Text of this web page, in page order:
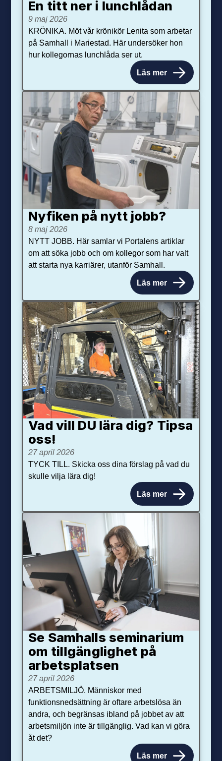
En titt ner i lunchlådan
9 maj 2026
KRÖNIKA. Möt vår krönikör Lenita som arbetar
på Samhall i Mariestad. Här undersöker hon
hur kollegornas lunchlåda ser ut.
Läs mer
Nyfiken på nytt jobb?
8 maj 2026
NYTT JOBB. Här samlar vi Portalens artiklar
om att söka jobb och om kollegor som har valt
att starta nya karriärer, utanför Samhall.
Läs mer
Vad vill DU lära dig? Tipsa
oss!
27 april 2026
TYCK TILL. Skicka oss dina förslag på vad du
skulle vilja lära dig!
Läs mer
Se Samhalls seminarium
om tillgänglighet på
arbetsplatsen
27 april 2026
ARBETSMILJÖ. Människor med
funktionsnedsättning är oftare arbetslösa än
andra, och begränsas ibland på jobbet av att
arbetsmiljön inte är tillgänglig. Vad kan vi göra
åt det?
Läs mer